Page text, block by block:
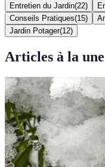
Entretien du Jardin(22)
Conseils Pratiques(15)
Jardin Potager(12)
Articles à la une